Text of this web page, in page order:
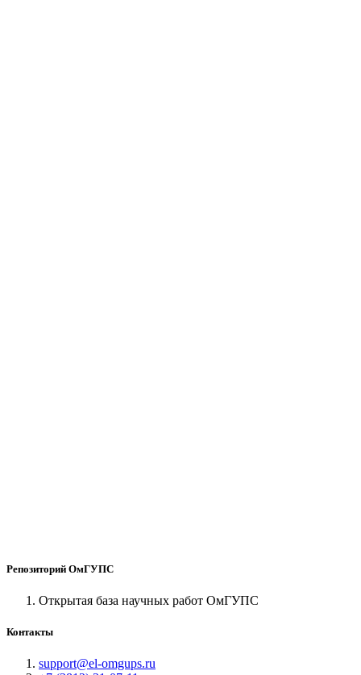
Репозиторий ОмГУПС
Открытая база научных работ ОмГУПС
Контакты
support@el-omgups.ru